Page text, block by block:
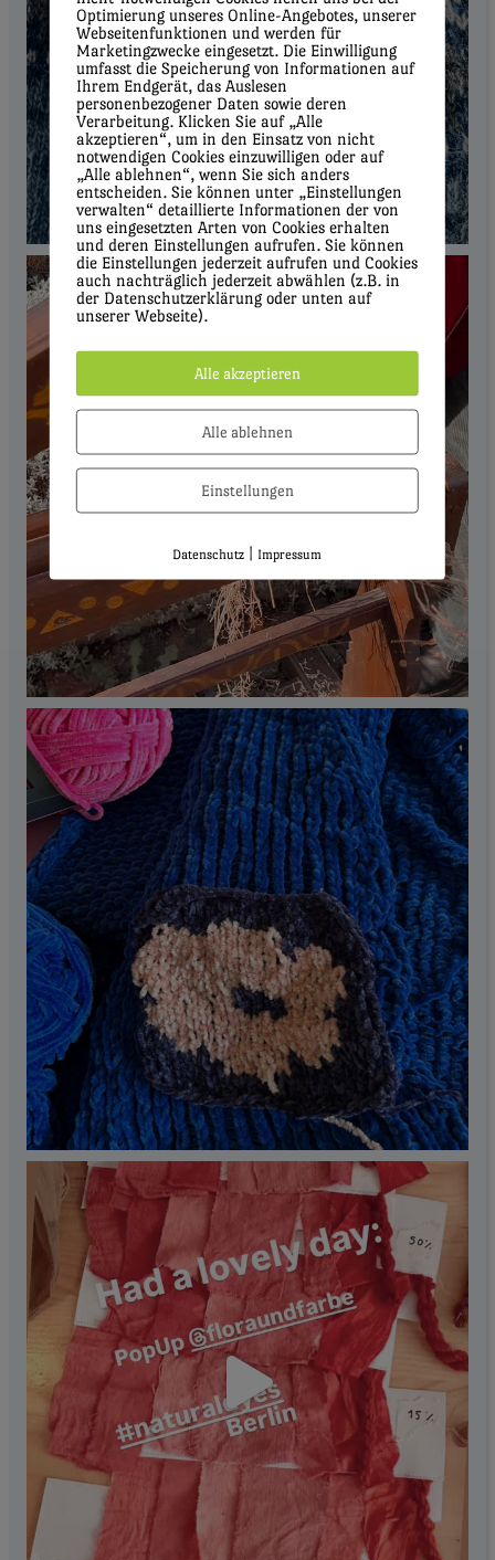
Optimierung unseres Online-Angebotes, unserer
Webseitenfunktionen und werden für
Marketingzwecke eingesetzt. Die Einwilligung
umfasst die Speicherung von Informationen auf
Ihrem Endgerät, das Auslesen
personenbezogener Daten sowie deren
Verarbeitung. Klicken Sie auf „Alle
akzeptieren“, um in den Einsatz von nicht
notwendigen Cookies einzuwilligen oder auf
„Alle ablehnen“, wenn Sie sich anders
entscheiden. Sie können unter „Einstellungen
verwalten“ detaillierte Informationen der von
uns eingesetzten Arten von Cookies erhalten
und deren Einstellungen aufrufen. Sie können
die Einstellungen jederzeit aufrufen und Cookies
auch nachträglich jederzeit abwählen (z.B. in
der Datenschutzerklärung oder unten auf
unserer Webseite).
Alle akzeptieren
Alle ablehnen
Einstellungen
Datenschutz | Impressum